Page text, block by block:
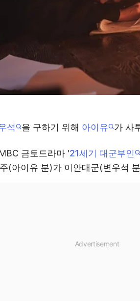
석 을 구하기 위해 아이유 가 사
금토드라마 '21세기 대군부인
(아이유 분)가 이안대군(변우석